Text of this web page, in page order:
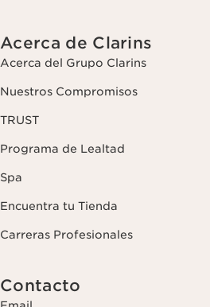
Acerca de Clarins
Acerca del Grupo Clarins
Nuestros Compromisos
TRUST
Programa de Lealtad
Spa
Encuentra tu Tienda
Carreras Profesionales
Contacto